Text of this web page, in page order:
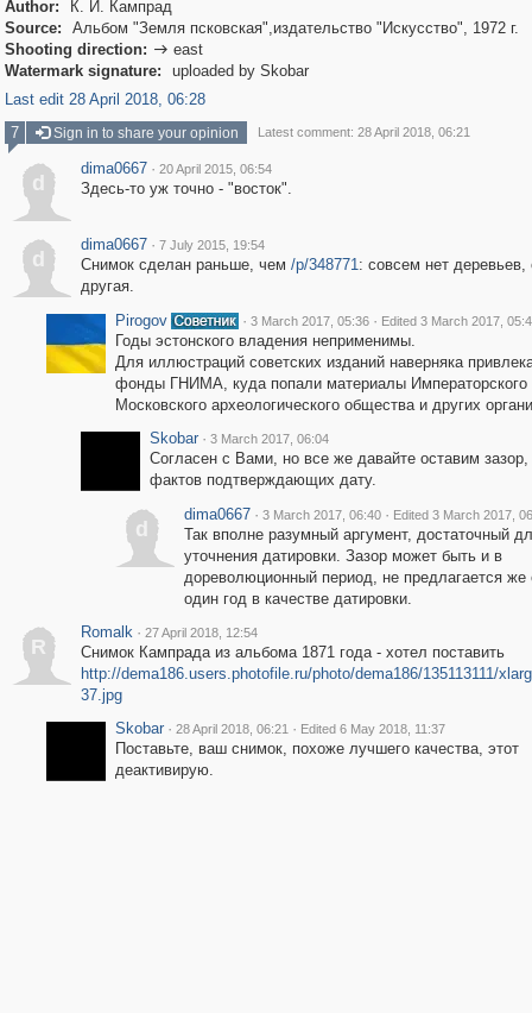
Author:
К. И. Кампрад
Source:
Альбом "Земля псковская",издательство "Искусство", 1972 г.
Shooting direction:  east
Watermark signature:
uploaded by Skobar
Last edit 28 April 2018, 06:28
7
Sign in to share your opinion Latest comment: 28 April 2018, 06:21
d
dima0667 · 20 April 2015, 06:54
Здесь-то уж точно - "восток".
d
dima0667 · 7 July 2015, 19:54
Снимок сделан раньше, чем /p/348771: совсем нет деревьев,
другая.
Pirogov
· 3 March 2017, 05:36 · Edited 3 March 2017,
Годы эстонского владения неприменимы.
Для иллюстраций советских изданий наверняка
фонды ГНИМА, куда попали материалы Императорского
Московского археологического общества и других
Skobar · 3 March 2017, 06:04
Согласен с Вами, но все же давайте оставим зазор,
фактов подтверждающих дату.
d
dima0667 · 3 March 2017, 06:40 · Edited 3 March 2017,
Так вполне разумный аргумент, достаточный
уточнения датировки. Зазор может быть и в
дореволюционный период, не предлагается же
один год в качестве датировки.
R
Romalk · 27 April 2018, 12:54
Снимок Кампрада из альбома 1871 года - хотел поставить
http://dema186.users.photofile.ru/photo/dema186/135113111/
37.jpg
Skobar · 28 April 2018, 06:21 · Edited 6 May 2018, 11:37
Поставьте, ваш снимок, похоже лучшего качества, этот
деактивирую.